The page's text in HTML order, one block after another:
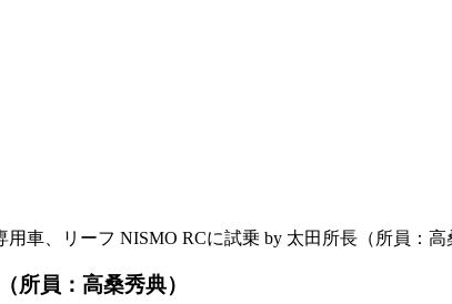
用車、リーフ NISMO RCに試乗 by 太田所長（所員：高
所員：高桑秀典）